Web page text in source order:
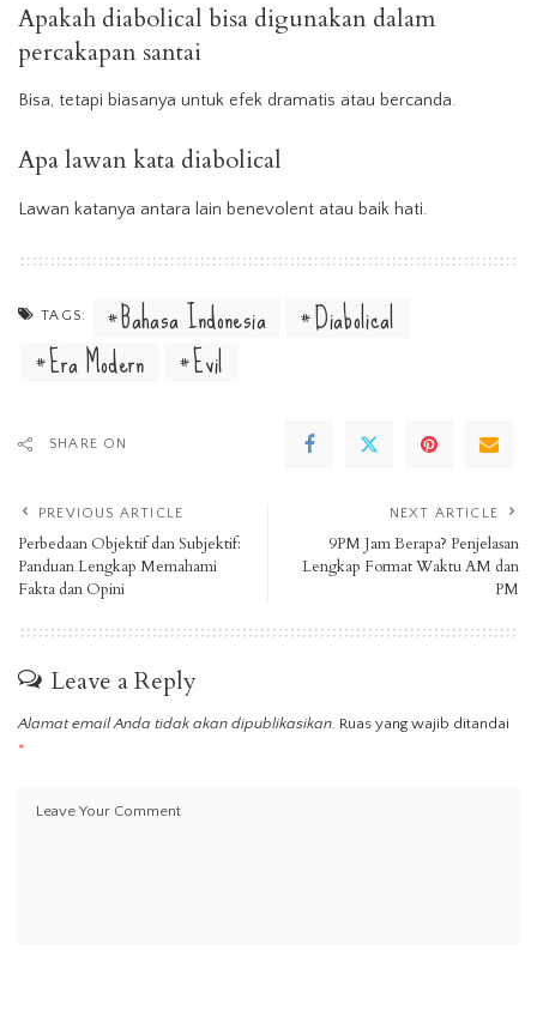
Apakah diabolical bisa digunakan dalam
percakapan santai
Bisa, tetapi biasanya untuk efek dramatis atau bercanda.
Apa lawan kata diabolical
Lawan katanya antara lain benevolent atau baik hati.
TAGS: Bahasa Indonesia
Diabolical
Era Modern
Evil
SHARE ON
PREVIOUS ARTICLE
Perbedaan Objektif dan Subjektif:
Panduan Lengkap Memahami
Fakta dan Opini
NEXT ARTICLE
9PM Jam Berapa? Penjelasan
Lengkap Format Waktu AM dan
PM
Leave a Reply
Alamat email Anda tidak akan dipublikasikan. Ruas yang wajib ditandai
*